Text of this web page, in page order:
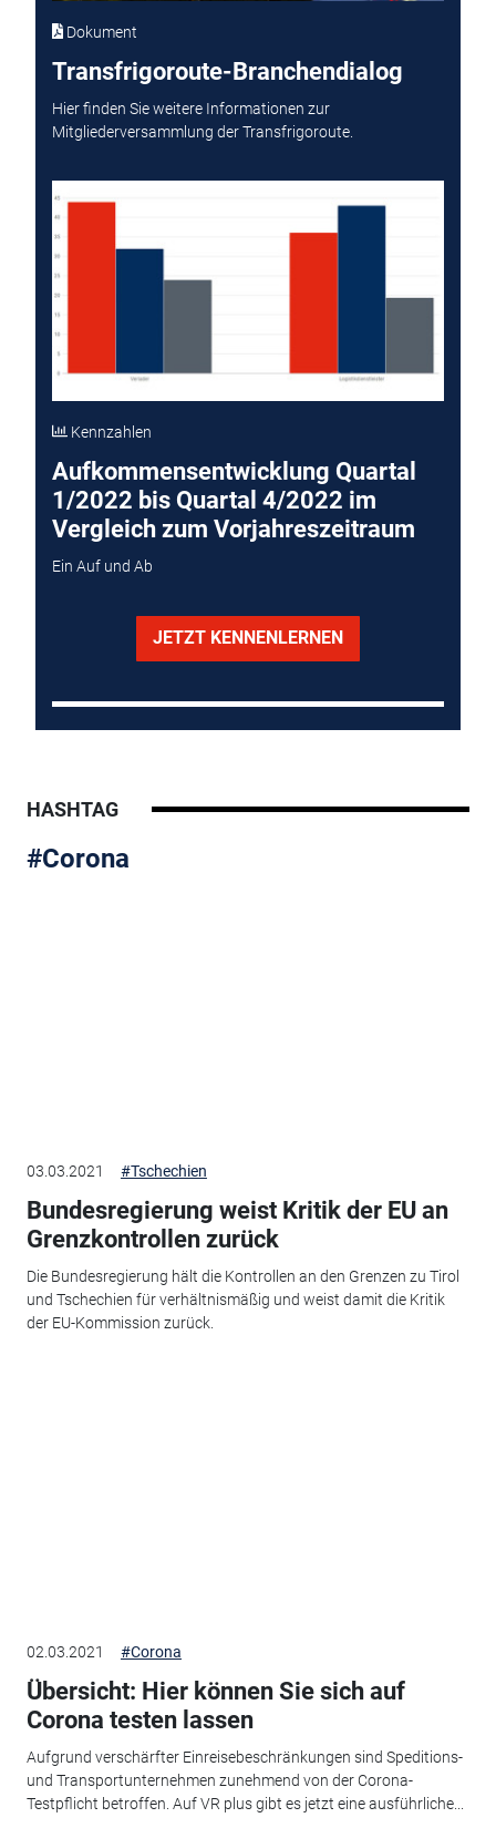
Dokument
Transfrigoroute-Branchendialog
Hier finden Sie weitere Informationen zur
Mitgliederversammlung der Transfrigoroute.
Kennzahlen
Aufkommensentwicklung Quartal
1/2022 bis Quartal 4/2022 im
Vergleich zum Vorjahreszeitraum
Ein Auf und Ab
JETZT KENNENLERNEN
HASHTAG
#Corona
03.03.2021 #Tschechien
Bundesregierung weist Kritik der EU an
Grenzkontrollen zurück
Die Bundesregierung hält die Kontrollen an den Grenzen zu Tirol
und Tschechien für verhältnismäßig und weist damit die Kritik
der EU-Kommission zurück.
02.03.2021 #Corona
Übersicht: Hier können Sie sich auf
Corona testen lassen
Aufgrund verschärfter Einreisebeschränkungen sind Speditions-
und Transportunternehmen zunehmend von der Corona-
Testpflicht betroffen. Auf VR plus gibt es jetzt eine ausführliche...